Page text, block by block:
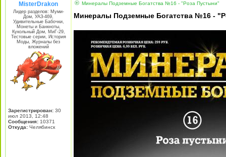
MisterDrakon
Лидер разделов: Муми-
Дом, УАЗ-469,
Удивительные Бабочки,
Монеты и Банкноты,
Кукольный Дом, МиГ-29,
Тестовые серии, История
Моды, Журналы без
вложений
Зарегистрирован: 30
июл 2013, 12:48
Сообщения: 10371
Откуда: Челябинск
Минералы Подземные Богатства №16 - "Роза Пустыни"
Минералы Подземные Богатства №16 -